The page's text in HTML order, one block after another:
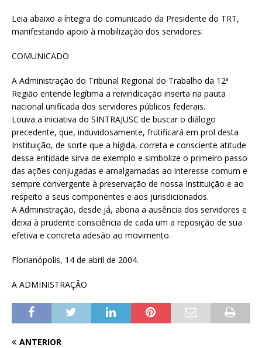
Leia abaixo a íntegra do comunicado da Presidente do TRT,
manifestando apoio à mobilização dos servidores:
COMUNICADO
A Administração do Tribunal Regional do Trabalho da 12ª
Região entende legítima a reivindicação inserta na pauta
nacional unificada dos servidores públicos federais.
Louva a iniciativa do SINTRAJUSC de buscar o diálogo
precedente, que, induvidosamente, frutificará em prol desta
Instituição, de sorte que a hígida, correta e consciente atitude
dessa entidade sirva de exemplo e simbolize o primeiro passo
das ações conjugadas e amalgamadas ao interesse comum e
sempre convergente à preservação de nossa Instituição e ao
respeito a seus componentes e aos jurisdicionados.
A Administração, desde já, abona a ausência dos servidores e
deixa à prudente consciência de cada um a reposição de sua
efetiva e concreta adesão ao movimento.
Florianópolis, 14 de abril de 2004.
A ADMINISTRAÇÃO
ANTERIOR